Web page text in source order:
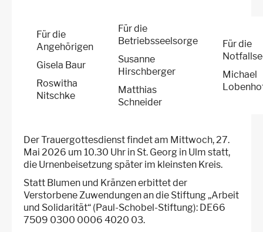
Für die
Angehörigen
Gisela Baur
Roswitha
Nitschke
Für die
Betriebsseelsorge
Susanne
Hirschberger
Matthias
Schneider
Für die
Michael
Der Trauergottesdienst findet am Mittwoch, 27.
Mai 2026 um 10.30 Uhr in St. Georg in Ulm statt,
die Urnenbeisetzung später im kleinsten Kreis.
Statt Blumen und Kränzen erbittet der
Verstorbene Zuwendungen an die Stiftung „Arbeit
und Solidarität“ (Paul-Schobel-Stiftung): DE66
7509 0300 0006 4020 03.